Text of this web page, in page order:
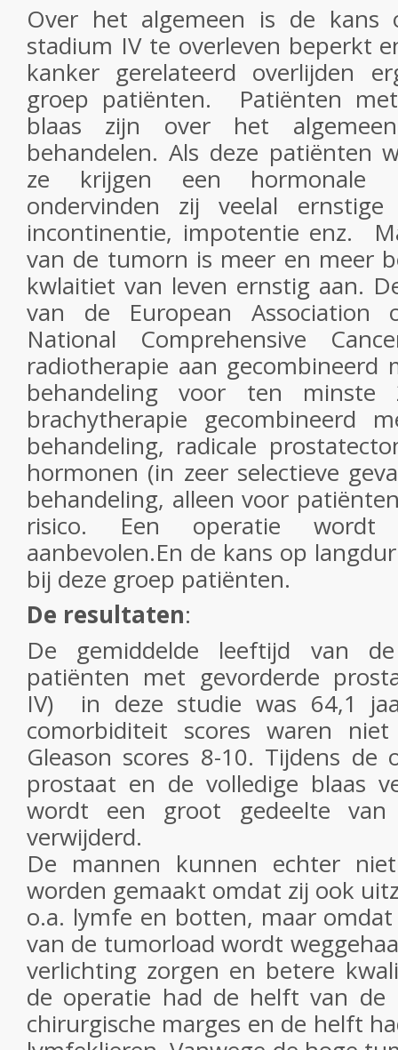
Over het algemeen is de kans
stadium IV te overleven beperkt
kanker gerelateerd overlijden
groep patiënten. Patiënten
blaas zijn over het
behandelen. Als deze patiënten
ze krijgen een hormonale
ondervinden zij veelal ernstige
incontinentie, impotentie enz.
van de tumorn is meer en meer
kwlaitiet van leven ernstig aan.
van de European
National Comprehensive
radiotherapie aan gecombineerd
behandeling voor ten
brachytherapie gecombineerd
behandeling, radicale
hormonen (in zeer selectieve
behandeling, alleen voor
risico. Een operatie wordt
aanbevolen.En de kans op
bij deze groep patiënten.
De resultaten:
De gemiddelde leeftijd van
patiënten met gevorderde
IV) in deze studie was 64,1
comorbiditeit scores waren
Gleason scores 8-10. Tijdens de
prostaat en de volledige blaas
wordt een groot gedeelte van
verwijderd.
De mannen kunnen echter
worden gemaakt omdat zij ook
o.a. lymfe en botten, maar
van de tumorload wordt
verlichting zorgen en betere
de operatie had de helft van de
chirurgische marges en de helft